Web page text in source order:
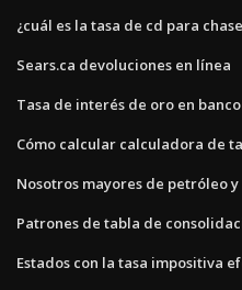
¿cuál es la tasa de cd para chase
Sears.ca devoluciones en línea
Tasa de interés de oro en
Cómo calcular calculadora de
Nosotros mayores de petróleo y
Patrones de tabla de
Estados con la tasa impositiva